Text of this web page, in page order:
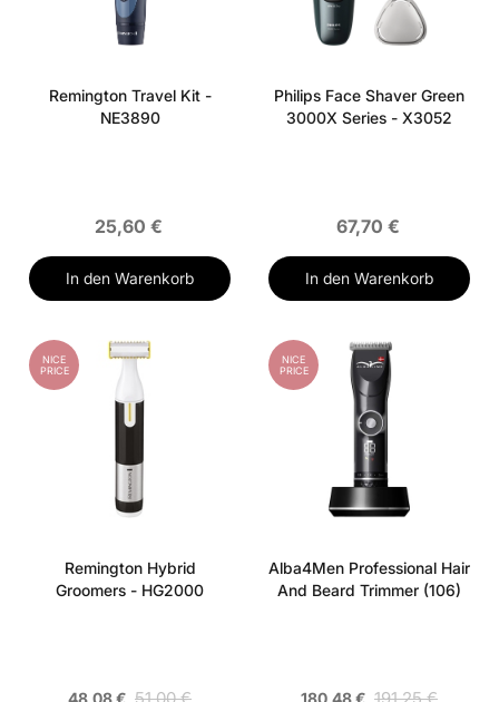
Remington Travel Kit -
NE3890
25,60 €
In den Warenkorb
Philips Face Shaver Green
3000X Series - X3052
67,70 €
In den Warenkorb
NICE
PRICE
Remington Hybrid
Groomers - HG2000
48,08 €
NICE
PRICE
Alba4Men Professional Hair
And Beard Trimmer (106)
180,48 €